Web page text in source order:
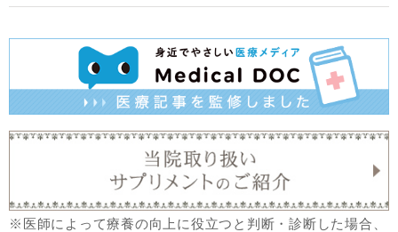
※医師によって療養の向上に役立つと判断・診断した場合、